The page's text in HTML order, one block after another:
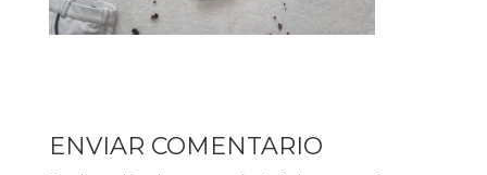
ENVIAR COMENTARIO